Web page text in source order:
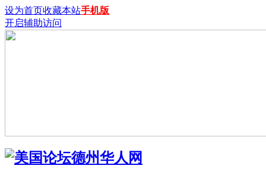
设为首页收藏本站手机版
开启辅助访问